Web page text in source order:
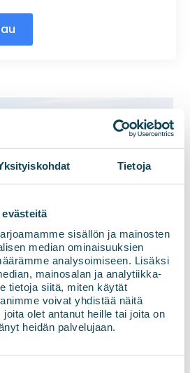
Tietoja
sisällön ja mainosten
median ominaisuuksien
analysoimiseen. Lisäksi
mainosalan ja analytiikka-
tietoja siitä, miten käytät
voivat yhdistää näitä
olet antanut heille tai joita on
heidän palvelujaan.